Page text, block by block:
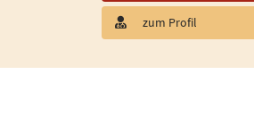
zum Profil